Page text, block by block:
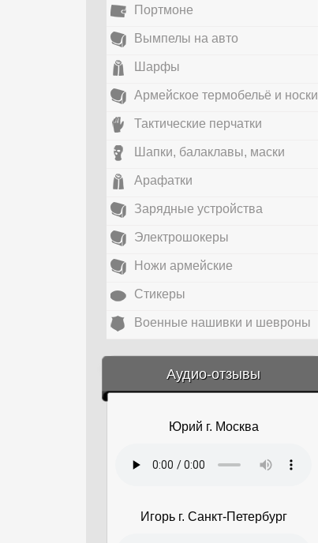
Портмоне
Вымпелы на авто
Шарфы
Армейское термобельё и носки
Тактические перчатки
Шапки, балаклавы, маски
Арафатки
Зарядные устройства
Электрошокеры
Ножи армейские
Стикеры
Военные нашивки и шевроны
Аудио-отзывы
&amp;nbsp;
Юрий г. Москва
Игорь г. Санкт-Петербург